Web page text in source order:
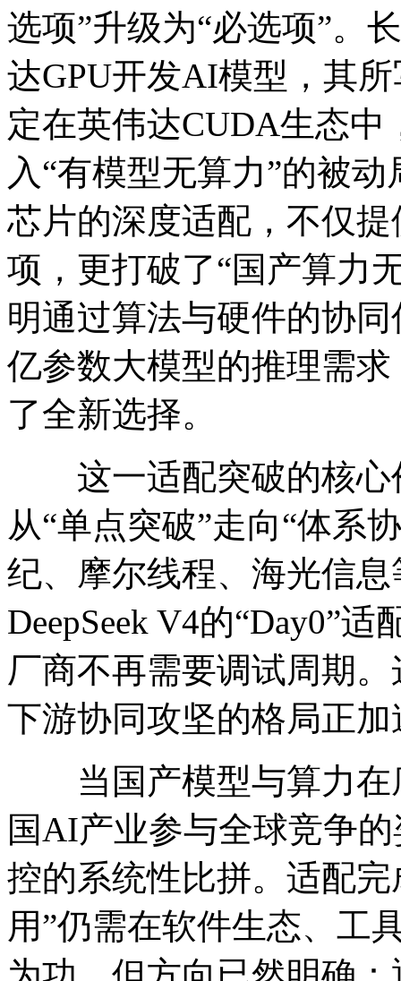
选项”升级为“必选项”。
达GPU开发AI模型，其
定在英伟达CUDA生态
入“有模型无算力”的被动
芯片的深度适配，不仅
项，更打破了“国产算力
明通过算法与硬件的协
亿参数大模型的推理需
了全新选择。
这一适配突破的核心
从“单点突破”走向“体系
纪、摩尔线程、海光信
DeepSeek V4的“Day0”
厂商不再需要调试周期
下游协同攻坚的格局正
当国产模型与算力在
国AI产业参与全球竞争
控的系统性比拼。适配
用”仍需在软件生态、工